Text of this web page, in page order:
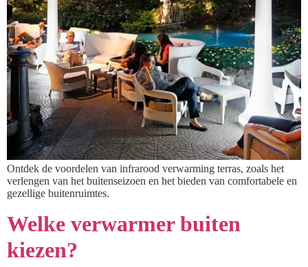
Ontdek de voordelen van infrarood verwarming terras, zoals het
verlengen van het buitenseizoen en het bieden van comfortabele en
gezellige buitenruimtes.
Welke verwarmer buiten
kiezen?